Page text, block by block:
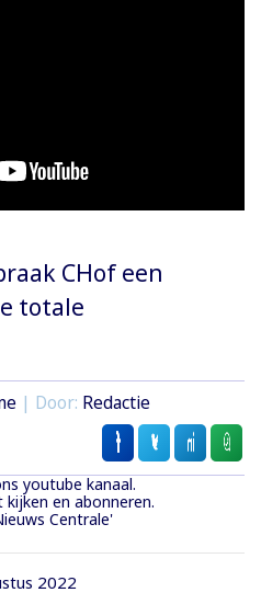
CHof een
totale
| Door: Redactie
youtube kanaal.
en abonneren.
Centrale'
2022